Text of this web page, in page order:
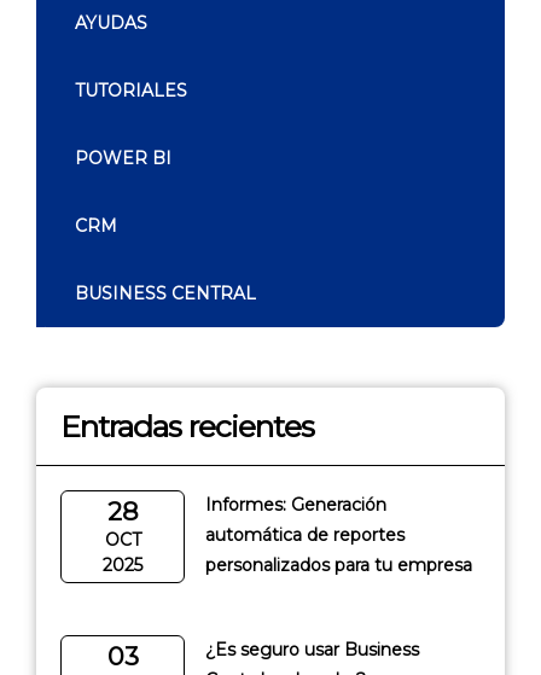
AYUDAS
TUTORIALES
POWER BI
CRM
BUSINESS CENTRAL
Entradas recientes
28
OCT
2025
Informes: Generación
automática de reportes
personalizados para tu empresa
03
¿Es seguro usar Business